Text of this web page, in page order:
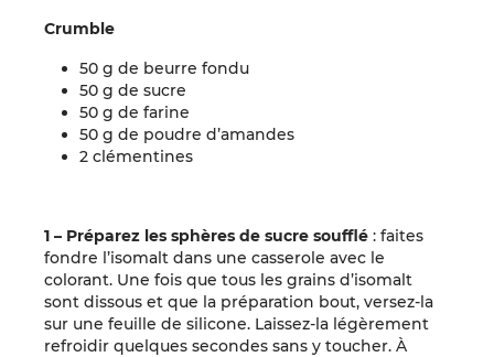
Crumble
50 g de beurre fondu
50 g de sucre
50 g de farine
50 g de poudre d’amandes
2 clémentines
1 – Préparez les sphères de sucre soufflé : faites
fondre l’isomalt dans une casserole avec le
colorant. Une fois que tous les grains d’isomalt
sont dissous et que la préparation bout, versez-la
sur une feuille de silicone. Laissez-la légèrement
refroidir quelques secondes sans y toucher. À